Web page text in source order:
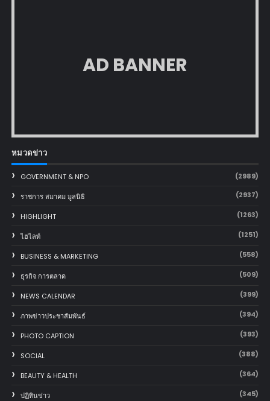
AD BANNER
หมวดข่าว
GOVERNMENT & NPO (2989)
ราชการ สมาคม มูลนิธิ (2937)
HIGHLIGHT (1263)
ไฮไลท์ (1251)
BUSINESS & MARKETING (558)
ธุรกิจ การตลาด (509)
NEWS CALENDAR (399)
ภาพข่าวประชาสัมพันธ์ (394)
PHOTO CAPTION (393)
SOCIAL (388)
BEAUTY & HEALTH (364)
ปฏิทินข่าว (345)